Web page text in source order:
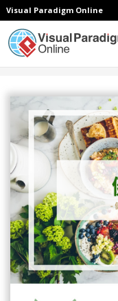
Visual Paradigm Online